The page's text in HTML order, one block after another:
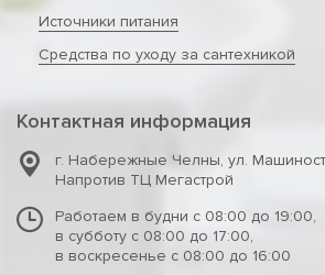
Источники питания
Средства по уходу за сантехникой
Контактная информация
г. Набережные Челны, ул.
Напротив ТЦ Мегастрой
Работаем в будни с 08:00 до 19:00,
в субботу с 08:00 до 17:00,
в воскресенье с 08:00 до 16:00